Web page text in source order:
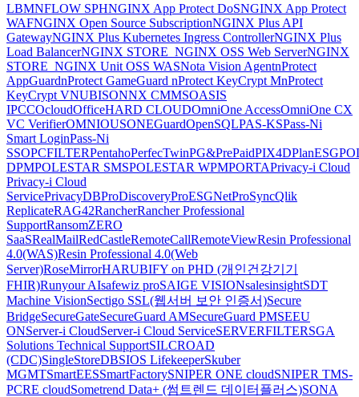
LBMNFLOW SPHNGINX App Protect DoSNGINX App Protect
WAFNGINX Open Source SubscriptionNGINX Plus API
GatewayNGINX Plus Kubernetes Ingress ControllerNGINX Plus
Load BalancerNGINX STORE_NGINX OSS Web ServerNGINX
STORE_NGINX Unit OSS WASNota Vision AgentnProtect
AppGuardnProtect GameGuard nProtect KeyCrypt MnProtect
KeyCrypt VNUBISONNX CMMSOASIS
IPCCOcloudOfficeHARD CLOUDOmniOne AccessOmniOne CX
VC VerifierOMNIOUSONEGuardOpenSQLPAS-KSPass-Ni
Smart LoginPass-Ni
SSOPCFILTERPentahoPerfecTwinPG&PrePaidPIX4DPlanESG
DPMPOLESTAR SMSPOLESTAR WPMPORTAPrivacy-i Cloud
Privacy-i Cloud
ServicePrivacyDBProDiscoveryProESGNetProSyncQlik
ReplicateRAG42RancherRancher Professional
SupportRansomZERO
SaaSRealMailRedCastleRemoteCallRemoteViewResin Professional
4.0(WAS)Resin Professional 4.0(Web
Server)RoseMirrorHARUBIFY on PHD (개인건강기기
FHIR)Runyour AIsafewiz proSAIGE VISIONsalesinsightSDT
Machine VisionSectigo SSL(웹서버 보안 인증서)Secure
BridgeSecureGateSecureGuard AMSecureGuard PMSEEU
ONServer-i CloudServer-i Cloud ServiceSERVERFILTERSGA
Solutions Technical SupportSILCROAD
(CDC)SingleStoreDBSIOS LifekeeperSkuber
MGMTSmartEESSmartFactorySNIPER ONE cloudSNIPER TMS-
PCRE cloudSometrend Data+ (썸트렌드 데이터플러스)SONA